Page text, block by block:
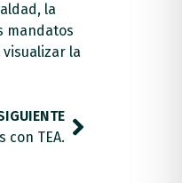
la
mandatos
la
con TEA.